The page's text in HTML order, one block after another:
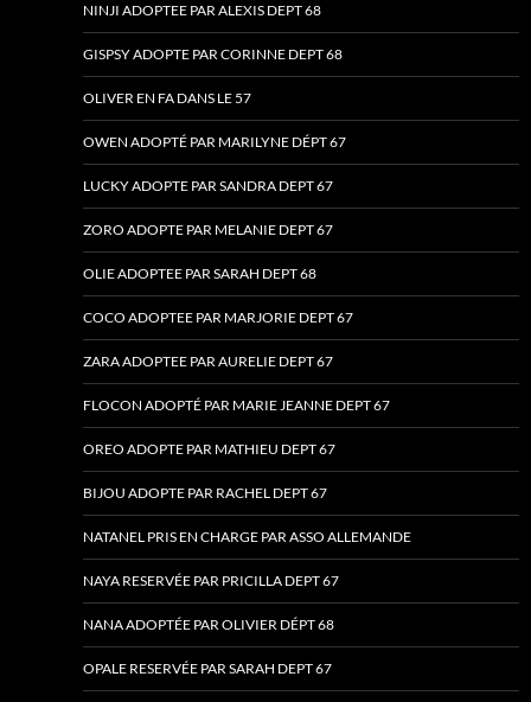
NINJI ADOPTEE PAR ALEXIS DEPT 68
GISPSY ADOPTE PAR CORINNE DEPT 68
OLIVER EN FA DANS LE 57
OWEN ADOPTÉ PAR MARILYNE DÉPT 67
LUCKY ADOPTE PAR SANDRA DEPT 67
ZORO ADOPTE PAR MELANIE DEPT 67
OLIE ADOPTEE PAR SARAH DEPT 68
COCO ADOPTEE PAR MARJORIE DEPT 67
ZARA ADOPTEE PAR AURELIE DEPT 67
FLOCON ADOPTÉ PAR MARIE JEANNE DEPT 67
OREO ADOPTE PAR MATHIEU DEPT 67
BIJOU ADOPTE PAR RACHEL DEPT 67
NATANEL PRIS EN CHARGE PAR ASSO ALLEMANDE
NAYA RESERVÉE PAR PRICILLA DEPT 67
NANA ADOPTÉE PAR OLIVIER DÉPT 68
OPALE RESERVÉE PAR SARAH DEPT 67